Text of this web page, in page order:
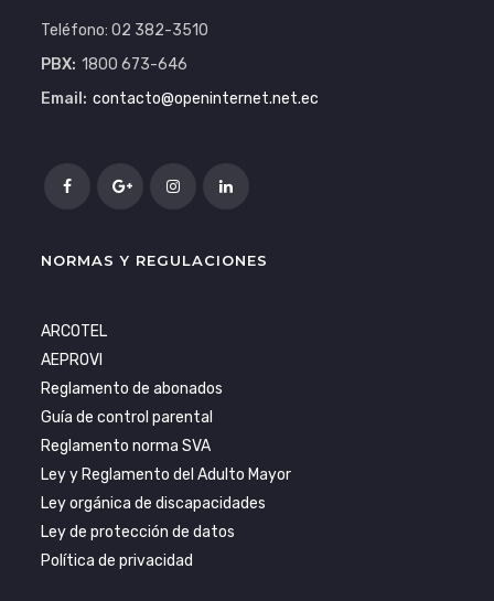
Teléfono: 02 382-3510
PBX: 1800 673-646
Email: contacto@openinternet.net.ec
NORMAS Y REGULACIONES
ARCOTEL
AEPROVI
Reglamento de abonados
Guía de control parental
Reglamento norma SVA
Ley y Reglamento del Adulto Mayor
Ley orgánica de discapacidades
Ley de protección de datos
Política de privacidad